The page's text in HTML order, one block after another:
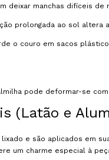
deixar manchas difíceis de
prolongada ao sol altera
o couro em sacos
pode deformar-se
(Latão e
e são aplicados em
um charme especial à